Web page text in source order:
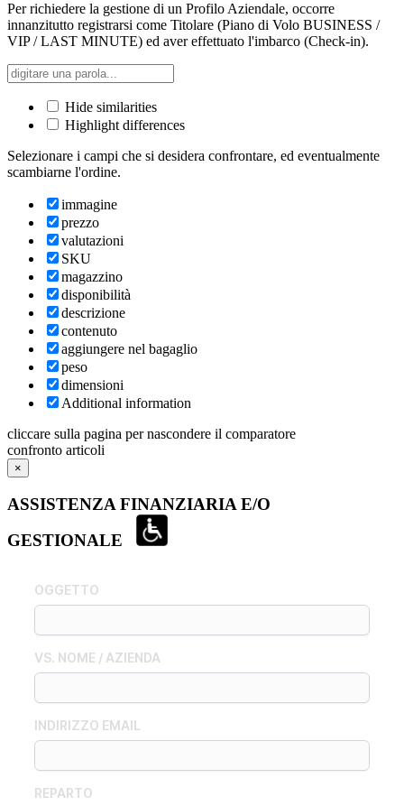
Per richiedere la gestione di un Profilo Aziendale, occorre
innanzitutto registrarsi come Titolare (Piano di Volo BUSINESS /
VIP / LAST MINUTE) ed aver effettuato l'imbarco (Check-in).
Hide similarities
Highlight differences
Selezionare i campi che si desidera confrontare, ed eventualmente
scambiarne l'ordine.
immagine
prezzo
valutazioni
SKU
magazzino
disponibilità
descrizione
contenuto
aggiungere nel bagaglio
peso
dimensioni
Additional information
cliccare sulla pagina per nascondere il comparatore
confronto articoli
×
ASSISTENZA FINANZIARIA E/O
GESTIONALE